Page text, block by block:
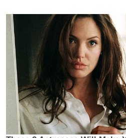
0
2
6
क्रा
इ
म
-